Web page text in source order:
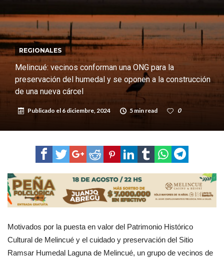
ráfagas que podrían superar los 80 km/h
¿Llega un “Súper Niño”?: De Benedictis aclara los mitos y analiza el
impacto real en la región
Cañada del Ucle se prepara para la 5ª edición de la Expo Dose
Distinguieron a Ramiro Maldonado, el campeón juvenil de malambo
de Los Quirquinchos
Villada: evalúan obras preventivas ante posibles lluvias intensas
REGIONALES
Melincué: vecinos conforman una ONG para la
preservación del humedal y se oponen a la construcción
de una nueva cárcel
Publicado el 6 diciembre, 2024 5 min read 0
Motivados por la puesta en valor del Patrimonio Histórico
Cultural de Melincué y el cuidado y preservación del Sitio
Ramsar Humedal Laguna de Melincué, un grupo de vecinos de